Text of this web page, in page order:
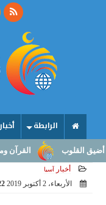
الرابطة أخبار
القرآن ومنهج
أخبار آسيا
الأربعاء، 2 أكتوبر 2019